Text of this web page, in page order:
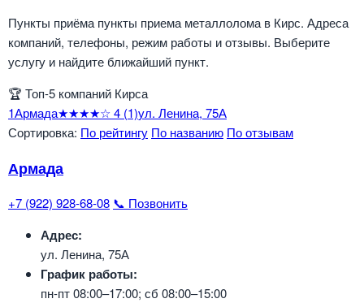
Пункты приёма пункты приема металлолома в Кирс. Адреса
компаний, телефоны, режим работы и отзывы. Выберите
услугу и найдите ближайший пункт.
🏆 Топ-5 компаний Кирса
1Армада★★★★☆ 4 (1)ул. Ленина, 75А
Сортировка: По рейтингу По названию По отзывам
Армада
+7 (922) 928-68-08 📞 Позвонить
Адрес:
ул. Ленина, 75А
График работы:
пн-пт 08:00–17:00; сб 08:00–15:00